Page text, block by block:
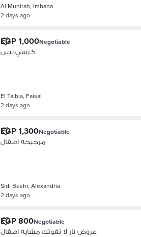
Al Munirah, Imbaba
2 days ago
EGP 1,000Negotiable
كرسي بيبى
El Talbia, Faisal
2 days ago
EGP 1,300Negotiable
مرجيحه اطفال
Sidi Beshr, Alexandria
2 days ago
EGP 800Negotiable
عروض نار لا تفوتك مشاية اطفال